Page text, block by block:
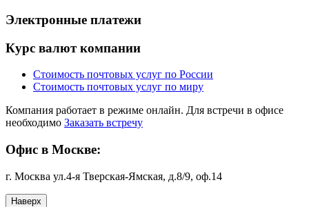
Электронные платежи
Курс валют компании
Стоимость почтовых услуг по России
Стоимость почтовых услуг по миру
Компания работает в режиме онлайн. Для встречи в офисе
необходимо Заказать встречу
Офис в Москве:
г. Москва ул.4-я Тверская-Ямская, д.8/9, оф.14
Наверх